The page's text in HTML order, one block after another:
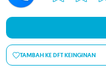
TAMBAH KE DFT KEINGINAN